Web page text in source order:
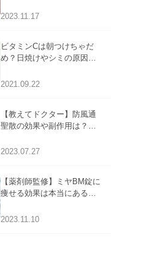
アについて
2023.11.17
ビタミンCは朝つけちゃだ
め？日焼けやシミの原因に
2021.09.22
【教えてドクター】防風通
聖散の効果や副作用は？長
2023.07.27
【薬剤師監修】ミヤBM錠に
痩せる効果は本当にある
2023.11.10